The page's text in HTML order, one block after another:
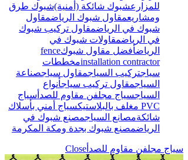
للمزارعشبوك شائكة (أمنية)شبوك طرق
ومشاريعمقاول شبوك الرياضمقاول
شبوك في الرياضمقاول تركيب شبوك
في الرياضمقاولات شبوك في
الرياضأفضل مقاول شبوكfence
installation contractorمخططات
سياجتركيب السياجمقاول سياجصناعة
السياجمقاول تركيب سياجأنواع
السياجسياج مجلفن مقاوم للصدأ سياج
PVC مغلف بالبلاستيك
سياج أمني بأسلاك
شائكةمصانع السياجمصنع شبوك في
الرياضمصنع شبوك بجدة ومكة المكرمة
سياج مجلفن مقاوم للصدأ Close